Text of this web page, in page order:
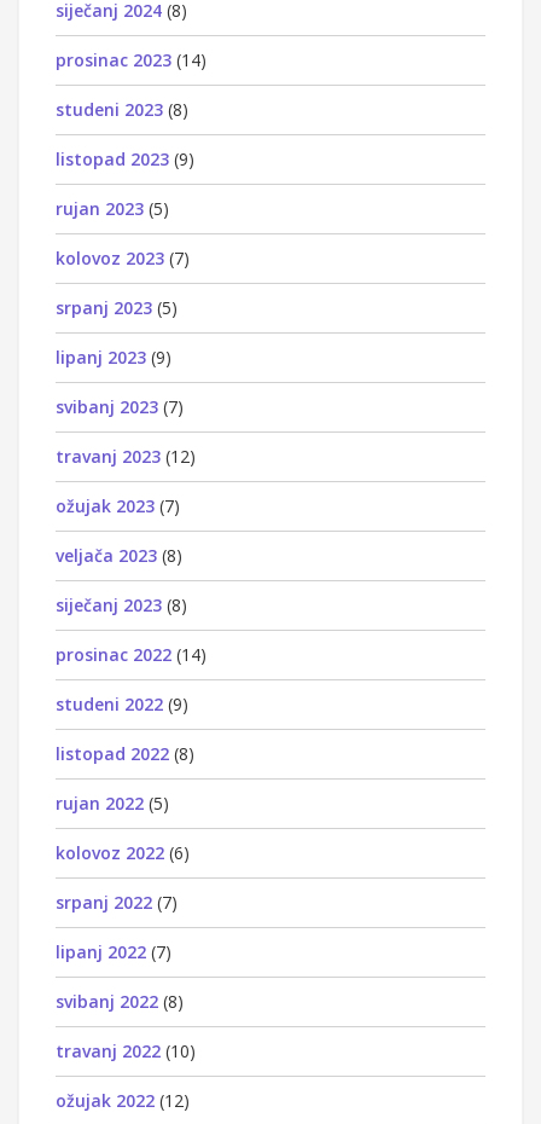
siječanj 2024 (8)
prosinac 2023 (14)
studeni 2023 (8)
listopad 2023 (9)
rujan 2023 (5)
kolovoz 2023 (7)
srpanj 2023 (5)
lipanj 2023 (9)
svibanj 2023 (7)
travanj 2023 (12)
ožujak 2023 (7)
veljača 2023 (8)
siječanj 2023 (8)
prosinac 2022 (14)
studeni 2022 (9)
listopad 2022 (8)
rujan 2022 (5)
kolovoz 2022 (6)
srpanj 2022 (7)
lipanj 2022 (7)
svibanj 2022 (8)
travanj 2022 (10)
ožujak 2022 (12)